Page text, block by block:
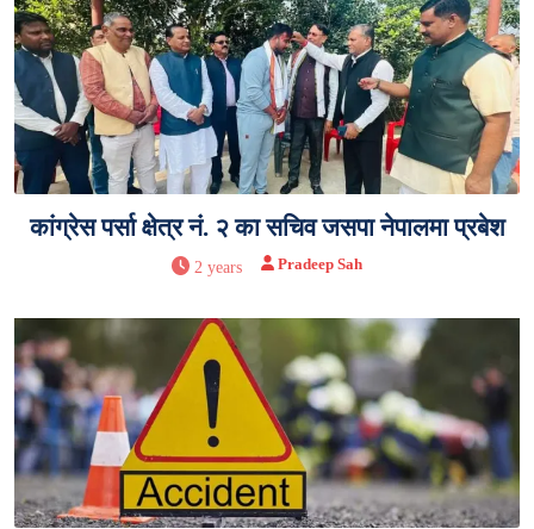
कांग्रेस पर्सा क्षेत्र नं. २ का सचिव जसपा नेपालमा प्रबेश
2 years Pradeep Sah